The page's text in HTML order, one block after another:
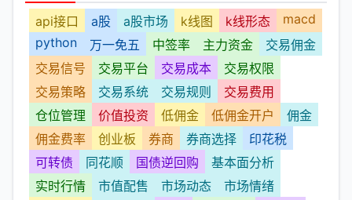
api接口 a股 a股市场 k线图 k线形态
macd
python
万一免五 中签率 主力资金
交易佣金
交易信号
交易平台 交易成本
交易权限
交易策略
交易系统 交易规则
交易费用
仓位管理
价值投资 低佣金 低佣金开户
佣金
佣金费率
创业板 券商 券商选择
印花税
可转债
同花顺 国债逆回购
基本面分析
实时行情
市值配售 市场动态
市场情绪